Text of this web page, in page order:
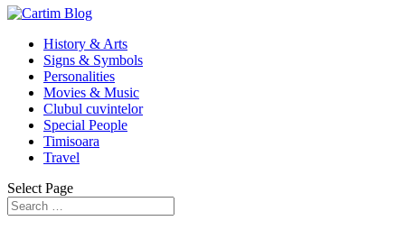
History & Arts
Signs & Symbols
Personalities
Movies & Music
Clubul cuvintelor
Special People
Timisoara
Travel
Select Page